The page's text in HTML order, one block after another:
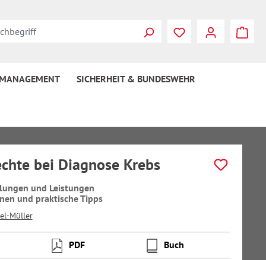
SICHERHEIT & BUNDESWEHR
bei Diagnose Krebs
und Leistungen
und praktische Tipps
Müller
PDF Buch